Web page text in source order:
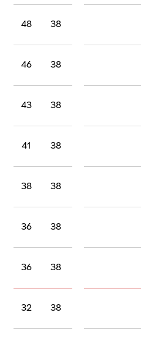
38
48
38
46
38
43
38
41
38
38
38
36
38
36
38
32